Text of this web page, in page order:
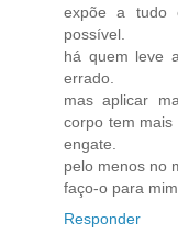
expõe a tudo
possível.
há quem leve
errado.
mas aplicar
corpo tem
engate.
pelo menos no
faço-o para
Responder